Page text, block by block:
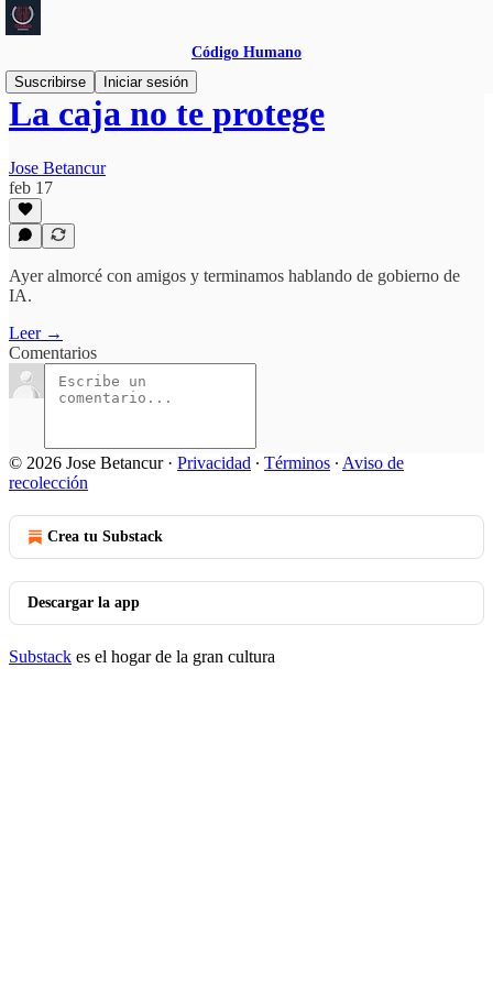
Código Humano
Suscribirse
Iniciar sesión
La caja no te protege
Jose Betancur
feb 17
Ayer almorcé con amigos y terminamos hablando de gobierno de
IA.
Leer →
Comentarios
© 2026 Jose Betancur· Privacidad ∙ Términos ∙ Aviso de
recolección
Crea tu Substack
Descargar la app
Substack es el hogar de la gran cultura